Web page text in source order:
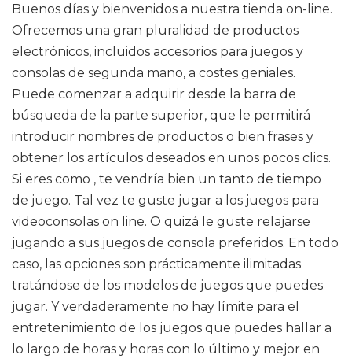
Buenos días y bienvenidos a nuestra tienda on-line.
Ofrecemos una gran pluralidad de productos
electrónicos, incluidos accesorios para juegos y
consolas de segunda mano, a costes geniales.
Puede comenzar a adquirir desde la barra de
búsqueda de la parte superior, que le permitirá
introducir nombres de productos o bien frases y
obtener los artículos deseados en unos pocos clics.
Si eres como , te vendría bien un tanto de tiempo
de juego. Tal vez te guste jugar a los juegos para
videoconsolas on line. O quizá le guste relajarse
jugando a sus juegos de consola preferidos. En todo
caso, las opciones son prácticamente ilimitadas
tratándose de los modelos de juegos que puedes
jugar. Y verdaderamente no hay límite para el
entretenimiento de los juegos que puedes hallar a
lo largo de horas y horas con lo último y mejor en